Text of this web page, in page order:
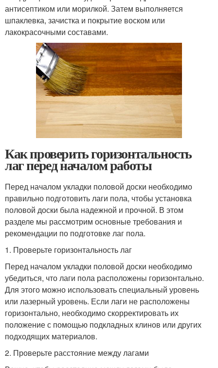
антисептиком или морилкой. Затем выполняется
шпаклевка, зачистка и покрытие воском или
лакокрасочными составами.
Как проверить горизонтальность
лаг перед началом работы
Перед началом укладки половой доски необходимо
правильно подготовить лаги пола, чтобы установка
половой доски была надежной и прочной. В этом
разделе мы рассмотрим основные требования и
рекомендации по подготовке лаг пола.
1. Проверьте горизонтальность лаг
Перед началом укладки половой доски необходимо
убедиться, что лаги пола расположены горизонтально.
Для этого можно использовать специальный уровень
или лазерный уровень. Если лаги не расположены
горизонтально, необходимо скорректировать их
положение с помощью подкладных клинов или других
подходящих материалов.
2. Проверьте расстояние между лагами